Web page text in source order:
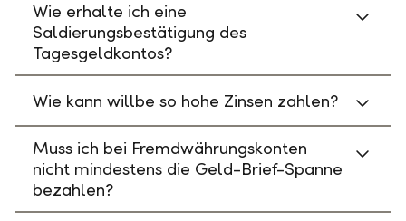
Wie erhalte ich eine
Saldierungsbestätigung des
Tagesgeldkontos?
Wie kann willbe so hohe Zinsen zahlen?
Muss ich bei Fremdwährungskonten
nicht mindestens die Geld-Brief-Spanne
bezahlen?